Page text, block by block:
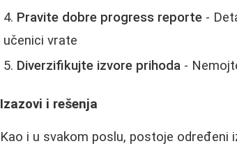
Pravite dobre progress reporte -
učenici vrate
Diverzifikujte izvore prihoda -
Izazovi i rešenja
Kao i u svakom poslu, postoje određeni